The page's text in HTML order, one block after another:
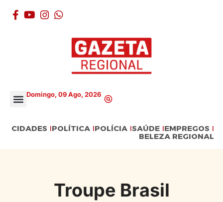
Domingo, 09 Ago, 2026
CIDADES POLÍTICA POLÍCIA SAÚDE EMPREGOS
BELEZA REGIONAL
Troupe Brasil